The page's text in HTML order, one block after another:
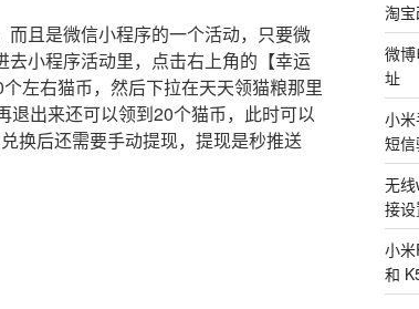
且是微信小程序的一个活动，只要微
小程序活动里，点击右上角的【幸运
左右猫币，然后下拉在天天领猫粮那里
退出来还可以领到20个猫币，此时可以
换后还需要手动提现，提现是秒推送
淘
微
址
小
短信
无
接
小
和